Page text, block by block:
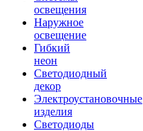
освещения
Наружное
освещение
Гибкий
неон
Светодиодный
декор
Электроустановочные
изделия
Светодиоды